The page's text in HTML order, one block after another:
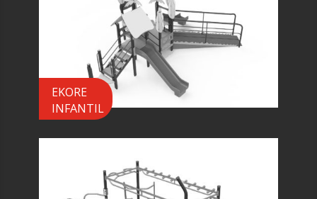
EKORE
INFANTIL